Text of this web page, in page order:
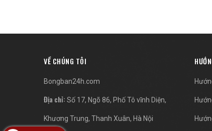
VỀ CHÚNG TÔI
Bongban24h.com
Địa chỉ: Số 17, Ngõ 86, Phố Tô vĩnh Diện,
Khương Trung, Thanh Xuân, Hà Nội